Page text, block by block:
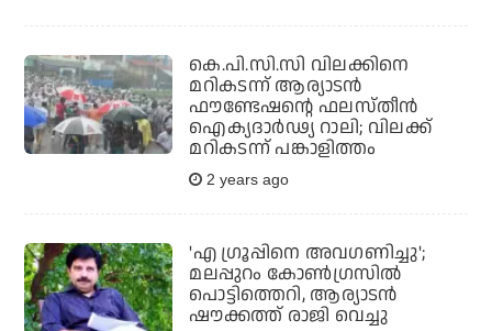
കെ.പി.സി.സി വിലക്കിനെ
മറികടന്ന് ആര്യാടൻ
ഫൗണ്ടേഷന്റെ ഫലസ്തീൻ
ഐക്യദാർഢ്യ റാലി; വിലക്ക്
മറികടന്ന് പങ്കാളിത്തം
2 years ago
'എ ഗ്രൂപ്പിനെ അവഗണിച്ചു';
മലപ്പുറം കോൺഗ്രസിൽ
പൊട്ടിത്തെറി, ആര്യാടൻ
ഷൗക്കത്ത് രാജി വെച്ചു